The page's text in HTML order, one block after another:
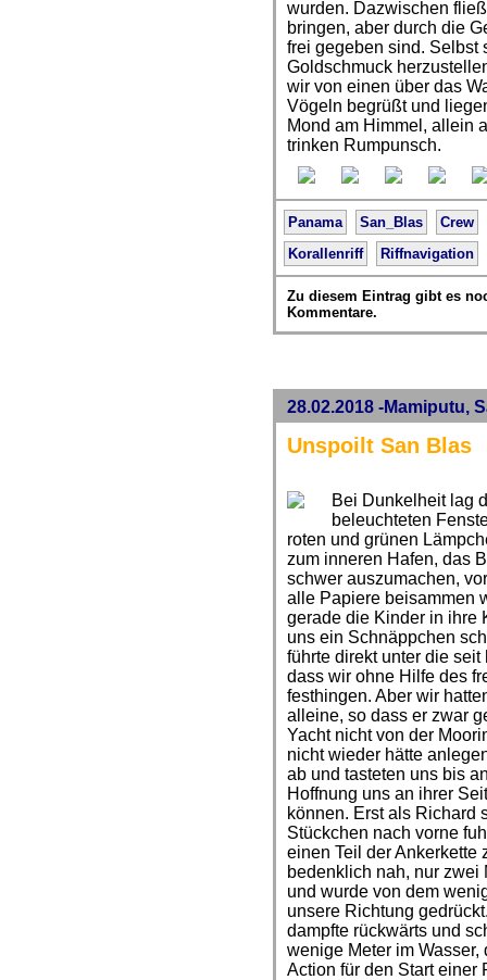
wurden. Dazwischen
bringen, aber durch die
frei gegeben sind. Selbst
Goldschmuck
wir von einen über das
Vögeln begrüßt und
Mond am Himmel, allein
trinken Rumpunsch.
Panama San_Blas
Crew
Korallenriff
Riffnavigation
Zu diesem Eintrag gibt es
Kommentare.
28.02.2018 -Mamiputu,
Unspoilt San Blas
Bei Dunkelheit lag
beleuchteten
roten und grünen
zum inneren Hafen, das
schwer auszumachen,
alle Papiere beisammen
gerade die Kinder in ihre
uns ein Schnäppchen
führte direkt unter die
dass wir ohne Hilfe des
festhingen. Aber wir
alleine, so dass er zwar
Yacht nicht von der
nicht wieder hätte
ab und tasteten uns bis
Hoffnung uns an ihrer
können. Erst als Richard
Stückchen nach vorne
einen Teil der Ankerkette
bedenklich nah, nur zwei
und wurde von dem
unsere Richtung
dampfte rückwärts und
wenige Meter im
Action für den Start einer